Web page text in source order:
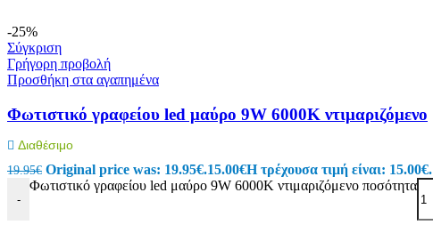
BNC
Εικόνα – Ήχος
Τηλεφωνία
Σταθερή Τηλεφωνία
-25%
Σύγκριση
Γρήγορη προβολή
Προσθήκη στα αγαπημένα
Φωτιστικό γραφείου led μαύρο 9W 6000Κ ντιμαριζόμενο
Διαθέσιμο
19.95€ Original price was: 19.95€.15.00€Η τρέχουσα τιμή είναι: 15.00€.
-
Φωτιστικό γραφείου led μαύρο 9W 6000Κ ντιμαριζόμενο ποσότητα